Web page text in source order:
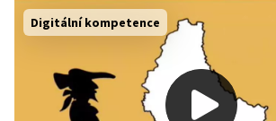
Digitální kompetence